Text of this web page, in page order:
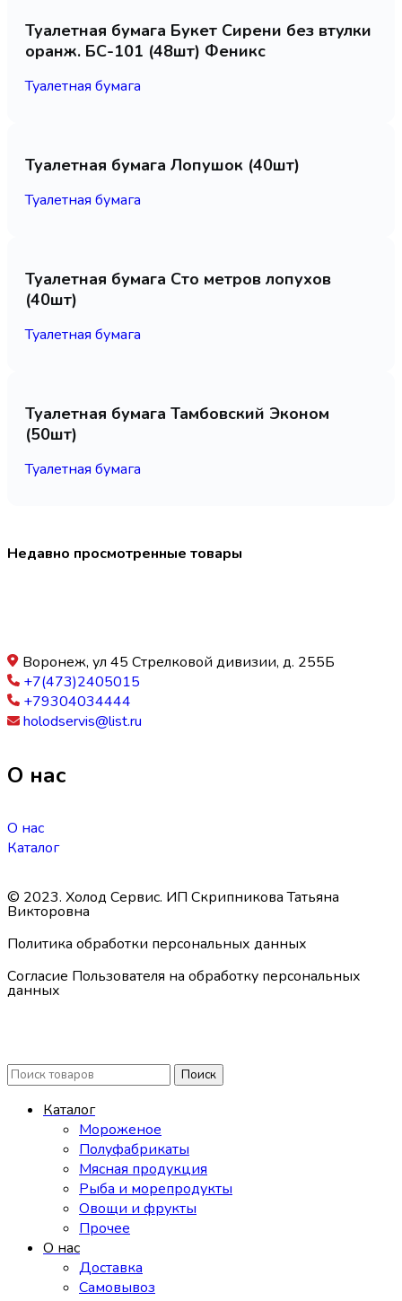
Туалетная бумага Букет Сирени без втулки
оранж. БС-101 (48шт) Феникс
Туалетная бумага
Туалетная бумага Лопушок (40шт)
Туалетная бумага
Туалетная бумага Сто метров лопухов
(40шт)
Туалетная бумага
Туалетная бумага Тамбовский Эконом
(50шт)
Туалетная бумага
Недавно просмотренные товары
Воронеж, ул 45 Стрелковой дивизии, д. 255Б
+7(473)2405015
+79304034444
holodservis@list.ru
О нас
О нас
Каталог
© 2023. Холод Сервис. ИП Скрипникова Татьяна
Викторовна
Политика обработки персональных данных
Согласие Пользователя на обработку персональных
данных
Поиск
Каталог
Мороженое
Полуфабрикаты
Мясная продукция
Рыба и морепродукты
Овощи и фрукты
Прочее
О нас
Доставка
Самовывоз